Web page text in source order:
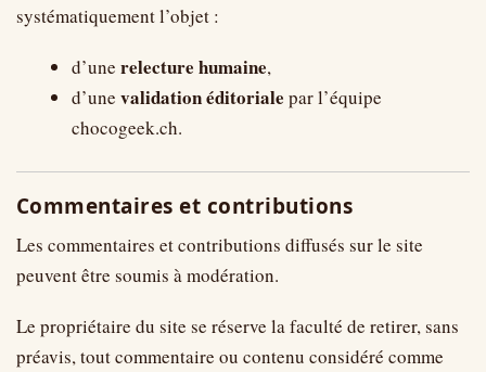
systématiquement l’objet :
d’une relecture humaine,
d’une validation éditoriale par l’équipe
chocogeek.ch.
Commentaires et contributions
Les commentaires et contributions diffusés sur le site
peuvent être soumis à modération.
Le propriétaire du site se réserve la faculté de retirer, sans
préavis, tout commentaire ou contenu considéré comme